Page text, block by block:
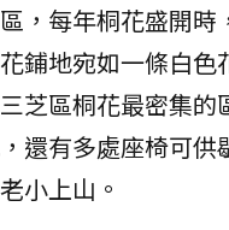
，每年桐花盛開時
鋪地宛如一條白色
芝區桐花最密集的
還有多處座椅可供
小上山。